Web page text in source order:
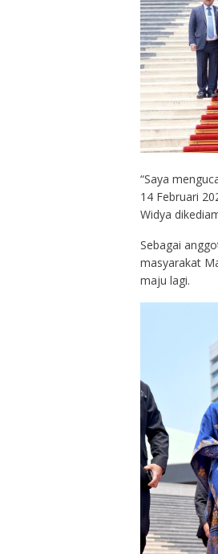
“Saya
14 Februari
Widya
Sebagai
masyarakat
maju lagi.